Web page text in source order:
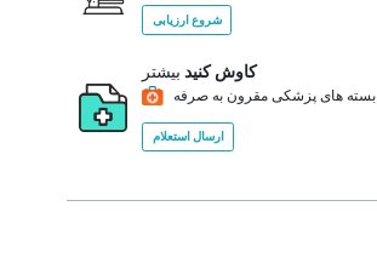
شروع ارزیابی
کاوش کنید بیشتر
بسته های پزشکی مقرون به صرفه
ارسال استعلام